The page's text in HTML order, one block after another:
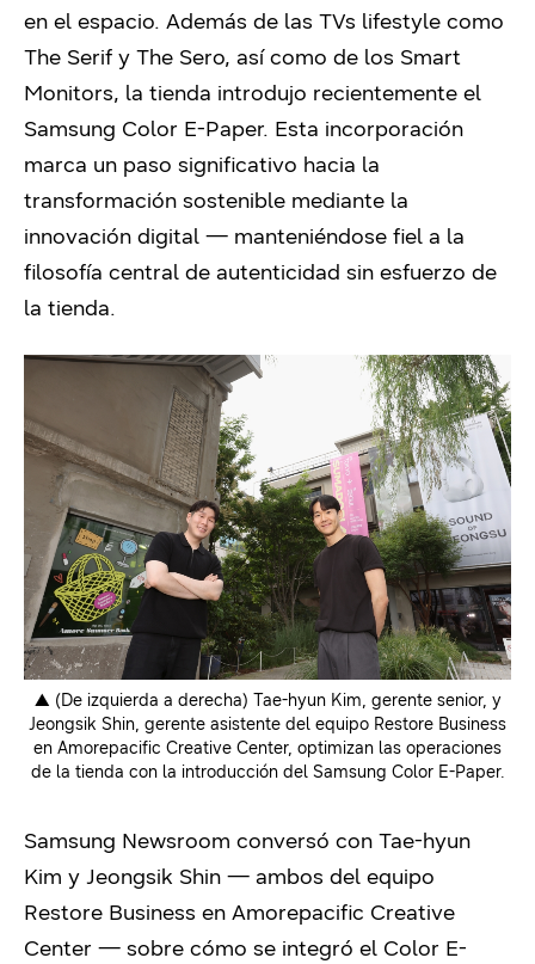
en el espacio. Además de las TVs lifestyle como
The Serif y The Sero, así como de los Smart
Monitors, la tienda introdujo recientemente el
Samsung Color E-Paper. Esta incorporación
marca un paso significativo hacia la
transformación sostenible mediante la
innovación digital — manteniéndose fiel a la
filosofía central de autenticidad sin esfuerzo de
la tienda.
▲ (De izquierda a derecha) Tae-hyun Kim, gerente senior, y
Jeongsik Shin, gerente asistente del equipo Restore Business
en Amorepacific Creative Center, optimizan las operaciones
de la tienda con la introducción del Samsung Color E-Paper.
Samsung Newsroom conversó con Tae-hyun
Kim y Jeongsik Shin — ambos del equipo
Restore Business en Amorepacific Creative
Center — sobre cómo se integró el Color E-